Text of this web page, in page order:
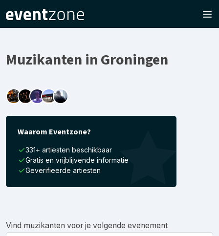
Muzikanten in Groningen
Waarom Eventzone?
331+ artiesten beschikbaar
Gratis en vrijblijvende informatie
Geverifieerde artiesten
Vind muzikanten voor je volgende evenement